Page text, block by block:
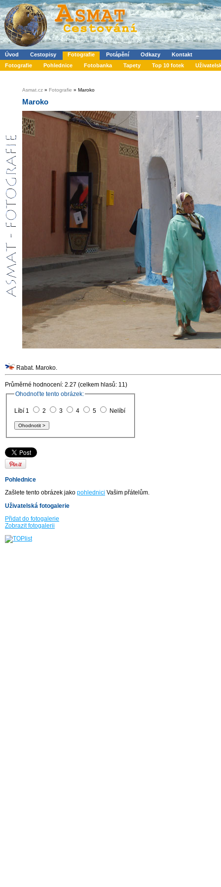
Úvod Cestopisy Fotografie Potápění Odkazy
Kontakt
Fotografie
Pohlednice Fotobanka Tapety Top 10 fotek
Asmat.cz » Fotografie » Maroko
Maroko
Rabat. Maroko.
Průměrné hodnocení: 2.27 (celkem hlasů: 11)
Ohodnoťte tento obrázek:
Líbí 1 2 3 4 5 Nelíbí
Pohlednice
Zašlete tento obrázek jako pohlednici Vašim přátelům.
Uživatelská fotogalerie
Přidat do fotogalerie
Zobrazit fotogalerii